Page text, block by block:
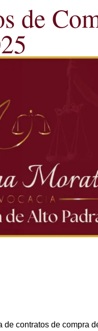
de
contratos de compra